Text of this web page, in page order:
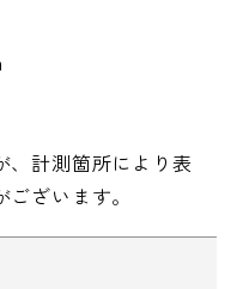
計測箇所により表
ざいます。